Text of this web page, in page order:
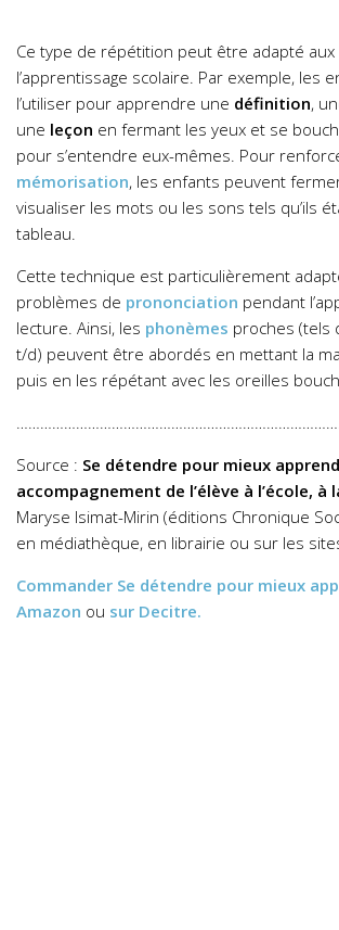
Ce type de répétition peut être adapté
l’apprentissage scolaire. Par exemple, les
l’utiliser pour apprendre une définition,
une leçon en fermant les yeux et se
pour s’entendre eux-mêmes. Pour
mémorisation, les enfants peuvent
visualiser les mots ou les sons tels qu’ils
tableau.
Cette technique est particulièrement
problèmes de prononciation pendant
lecture. Ainsi, les phonèmes proches (tels
t/d) peuvent être abordés en mettant la
puis en les répétant avec les oreilles
Source : Se détendre pour mieux
accompagnement de l’élève à l’école, à
Maryse Isimat-Mirin (éditions Chronique
en médiathèque, en librairie ou sur les
Commander Se détendre pour mieux
Amazon ou sur Decitre.